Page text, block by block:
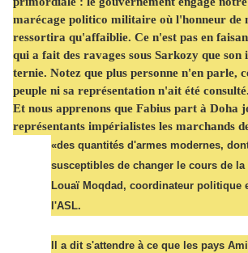
marécage politico militaire où l'honneur de
ressortira qu'affaiblie. Ce n'est pas en
qui a fait des ravages sous Sarkozy que son
ternie. Notez que plus personne n'en parle,
peuple ni sa représentation n'ait été consulté.
Et nous apprenons que Fabius part à Doha
représentants impérialistes les marchands
«des quantités d'armes modernes,
susceptibles de changer le cours de
Louaï Moqdad, coordinateur politique
l'ASL.
Il a dit s'attendre à ce que les pays